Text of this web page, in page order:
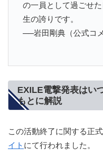
の一員として過ごせ
生の誇りです。
──岩田剛典（公式コ
EXILE電撃発表はい
もとに解説
この活動終了に関する正式
イト にて行われました。